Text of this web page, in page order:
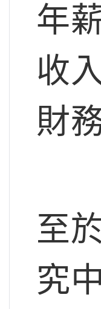
年
收
財
至
究